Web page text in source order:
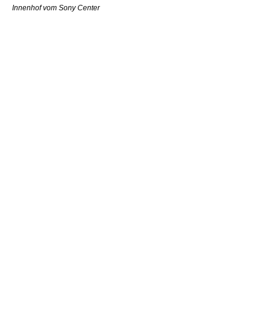
Innenhof vom Sony Center